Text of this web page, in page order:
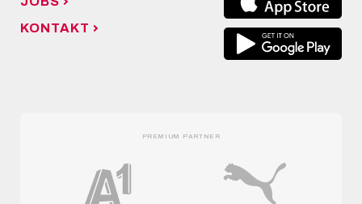
KONTAKT
PREMIUM PARTNER